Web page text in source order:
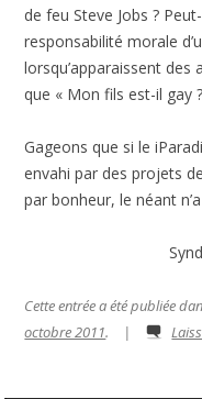
de feu Steve Jobs ?
responsabilité morale
lorsqu’apparaissent des
que « Mon fils est-il gay
Gageons que si le
envahi par des projets
par bonheur, le néant
Cette entrée a été publiée
octobre 2011. |